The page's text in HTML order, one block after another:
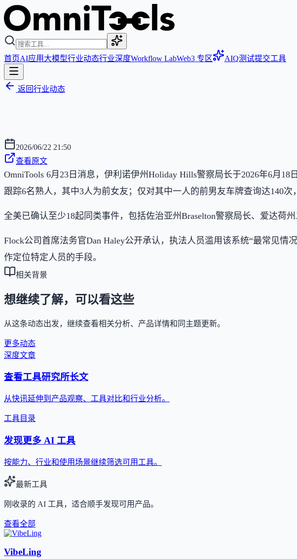
首页AI应用 大模型行业动态行业深度Workflow LabWeb3 专区 AIQ测试提交工具
返回行业动态
2026/06/22 21:50
查看原文
OmniTools 6月23日消息，伊利诺伊州Holiday Hills警察局长于2026年6月
跟踪6名熟人，其中3人为前女友；仅对其中一人的前男友车牌查询达140次
全美已确认至少18起同类事件，包括佐治亚州Braselton警察局长、爱达荷
Flock公司首席法务官Dan Haley公开承认，执法人员滥用该系统“最常见
作定位特定人员的手段。
相关背景
想继续了解，可以看这些
从这条动态出发，继续查看相关分析、产品详情和同主题更新。
更多动态
深度文章
查看工具研究所长文
从快讯延伸到产品观察、工具对比和行业分析。
工具目录
发现更多 AI 工具
按能力、行业和使用场景继续筛选可用工具。
最新工具
刚收录的 AI 工具，适合顺手发现可用产品。
查看全部
VibeLing